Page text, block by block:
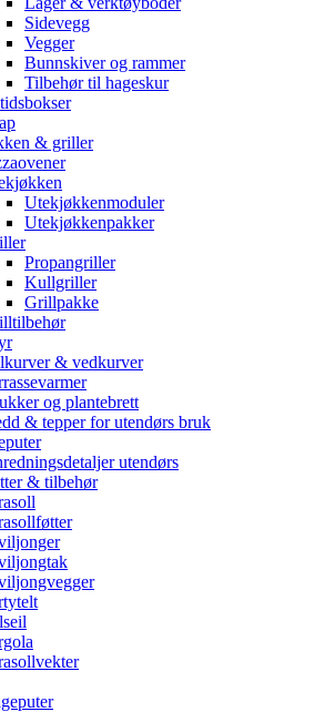
Sidevegg
Vegger
Bunnskiver og rammer
Tilbehør til hageskur
& griller
Utekjøkkenmoduler
Utekjøkkenpakker
Propangriller
Kullgriller
Grillpakke
& vedkurver
og plantebrett
& tepper for utendørs bruk
utendørs
& tilbehør